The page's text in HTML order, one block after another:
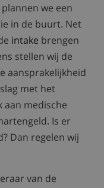
we een
in de buurt. Net
intake brengen
stellen wij de
aansprakelijkheid
met het
aan medische
Is er
Dan regelen wij
van de